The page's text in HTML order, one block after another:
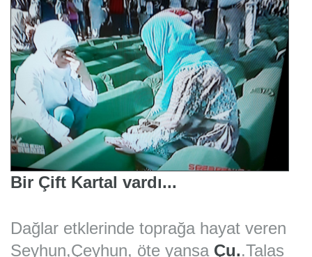
Bir Çift Kartal vardı...
Dağlar etklerinde toprağa hayat veren
Seyhun,Çeyhun, öte yansa Çu..Talas